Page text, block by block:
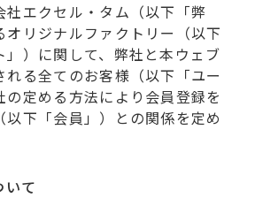
社エクセル・タム（以下「弊
オリジナルファクトリー（以下
」）に関して、弊社と本ウェブ
れる全てのお客様（以下「ユー
定める方法により会員登録を
下「会員」）との関係を定め
て